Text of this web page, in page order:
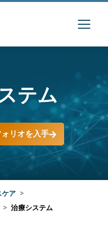
テム
リオを入手
ケア >
> 治療システム